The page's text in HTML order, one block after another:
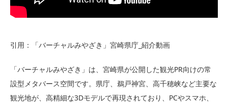
引用：「バーチャルみやざき」宮崎県庁_紹介動画
「バーチャルみやざき」は、宮崎県が公開した観光PR向けの常
設型メタバース空間です。県庁、鵜戸神宮、高千穂峡など主要な
観光地が、高精細な3Dモデルで再現されており、PCやスマホ、